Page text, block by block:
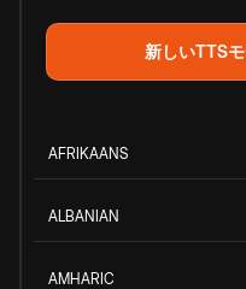
新しいTTS
AFRIKAANS
ALBANIAN
AMHARIC